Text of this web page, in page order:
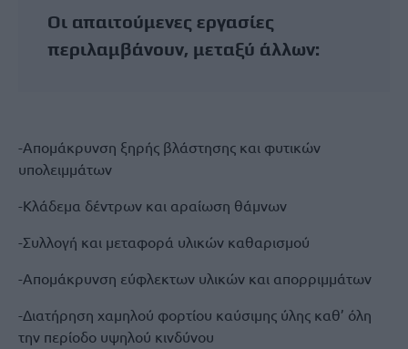
Οι απαιτούμενες εργασίες
περιλαμβάνουν, μεταξύ άλλων:
-Απομάκρυνση ξηρής βλάστησης και φυτικών
υπολειμμάτων
-Κλάδεμα δέντρων και αραίωση θάμνων
-Συλλογή και μεταφορά υλικών καθαρισμού
-Απομάκρυνση εύφλεκτων υλικών και απορριμμάτων
-Διατήρηση χαμηλού φορτίου καύσιμης ύλης καθ’ όλη
την περίοδο υψηλού κινδύνου